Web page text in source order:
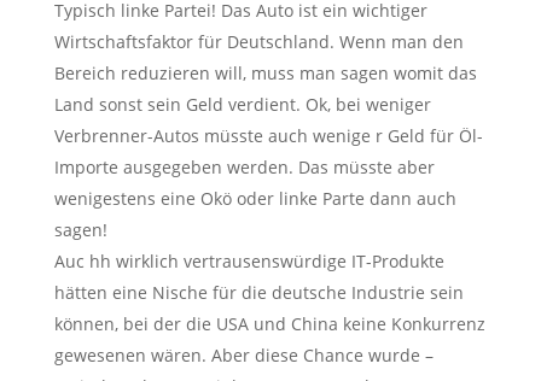
Typisch linke Partei! Das Auto ist ein wichtiger
Wirtschaftsfaktor für Deutschland. Wenn man den
Bereich reduzieren will, muss man sagen womit das
Land sonst sein Geld verdient. Ok, bei weniger
Verbrenner-Autos müsste auch wenige r Geld für Öl-
Importe ausgegeben werden. Das müsste aber
wenigestens eine Okö oder linke Parte dann auch
sagen!
Auc hh wirklich vertrausenswürdige IT-Produkte
hätten eine Nische für die deutsche Industrie sein
können, bei der die USA und China keine Konkurrenz
gewesenen wären. Aber diese Chance wurde –